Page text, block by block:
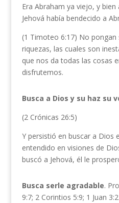
Era Abraham ya viejo, y
Jehová había bendecido a
(1 Timoteo 6:17) No pongan
riquezas, las cuales son
que nos da todas las cosas
disfrutemos.
Busca a Dios y su haz su
(2 Crónicas 26:5)
Y persistió en buscar a Dios
entendido en visiones de
buscó a Jehová, él le
Busca serle agradable.
9:7; 2 Corintios 5:9; 1 Juan